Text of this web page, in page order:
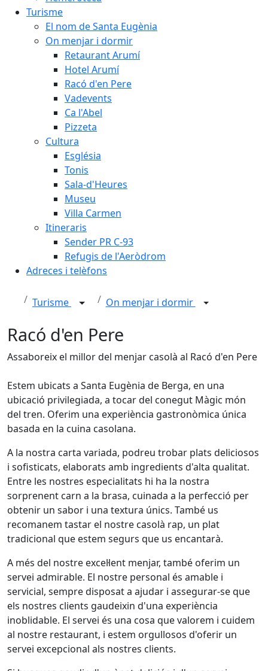
Turisme
El nom de Santa Eugènia
On menjar i dormir
Retaurant Arumí
Hotel Arumí
Racó d'en Pere
Vadevents
Ca l'Abel
Pizzeta
Cultura
Església
Tonis
Sala-d'Heures
Museu
Villa Carmen
Itineraris
Sender PR C-93
Refugis de l'Aeròdrom
Adreces i telèfons
Turisme On menjar i dormir
Racó d'en Pere
Assaboreix el millor del menjar casolà al Racó d'en Pere
Estem ubicats a Santa Eugènia de Berga, en una
ubicació privilegiada, a tocar del conegut Màgic món
del tren. Oferim una experiència gastronòmica única
basada en la cuina casolana.
A la nostra carta variada, podreu trobar plats deliciosos
i sofisticats, elaborats amb ingredients d'alta qualitat.
Entre les nostres especialitats hi ha la nostra
sorprenent carn a la brasa, cuinada a la perfecció per
obtenir un sabor i una textura únics. També us
recomanem tastar el nostre casolà rap, un plat
tradicional que estem segurs que us encantarà.
A més del nostre excel·lent menjar, també oferim un
servei admirable. El nostre personal és amable i
servicial, sempre disposat a ajudar i assegurar-se que
els nostres clients gaudeixin d'una experiència
inoblidable. El servei és una cosa que valorem i cuidem
al nostre restaurant, i estem orgullosos d'oferir un
servei excepcional als nostres clients.